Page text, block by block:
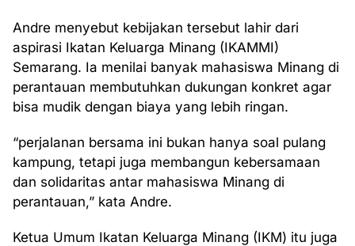
Andre menyebut kebijakan tersebut lahir dari
aspirasi Ikatan Keluarga Minang (IKAMMI)
Semarang. Ia menilai banyak mahasiswa Minang di
perantauan membutuhkan dukungan konkret agar
bisa mudik dengan biaya yang lebih ringan.
“perjalanan bersama ini bukan hanya soal pulang
kampung, tetapi juga membangun kebersamaan
dan solidaritas antar mahasiswa Minang di
perantauan,” kata Andre.
Ketua Umum Ikatan Keluarga Minang (IKM) itu juga